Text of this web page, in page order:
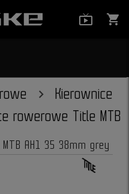
shopping_cart
Kierownice
rowerowe Title MTB
AH1 35 38mm grey